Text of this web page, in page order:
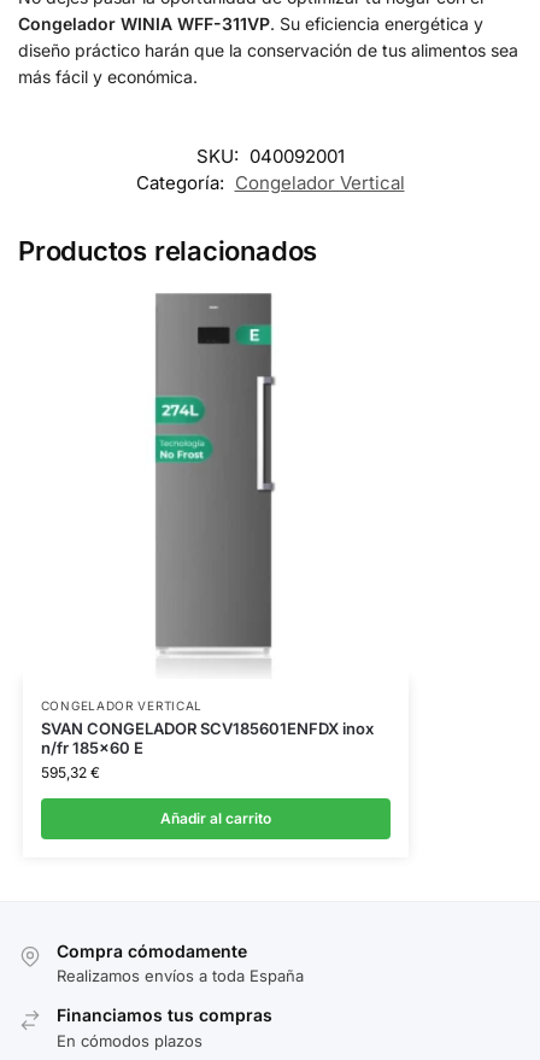
Congelador WINIA WFF-311VP. Su eficiencia energética y
diseño práctico harán que la conservación de tus alimentos sea
más fácil y económica.
SKU: 040092001
Categoría: Congelador Vertical
Productos relacionados
CONGELADOR VERTICAL
SVAN CONGELADOR SCV185601ENFDX inox
n/fr 185×60 E
595,32 €
Añadir al carrito
Compra cómodamente
Realizamos envíos a toda España
Financiamos tus compras
En cómodos plazos